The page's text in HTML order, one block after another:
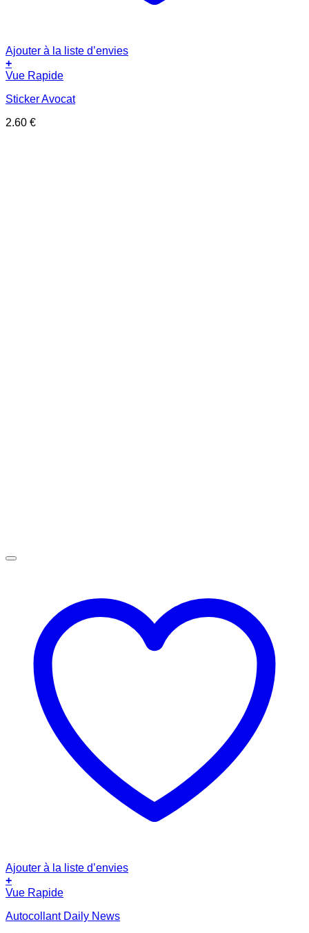
Ajouter à la liste d’envies
+
Vue Rapide
Sticker Avocat
2.60 €
Ajouter à la liste d’envies
+
Vue Rapide
Autocollant Daily News